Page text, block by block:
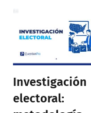
Investigación
electoral: